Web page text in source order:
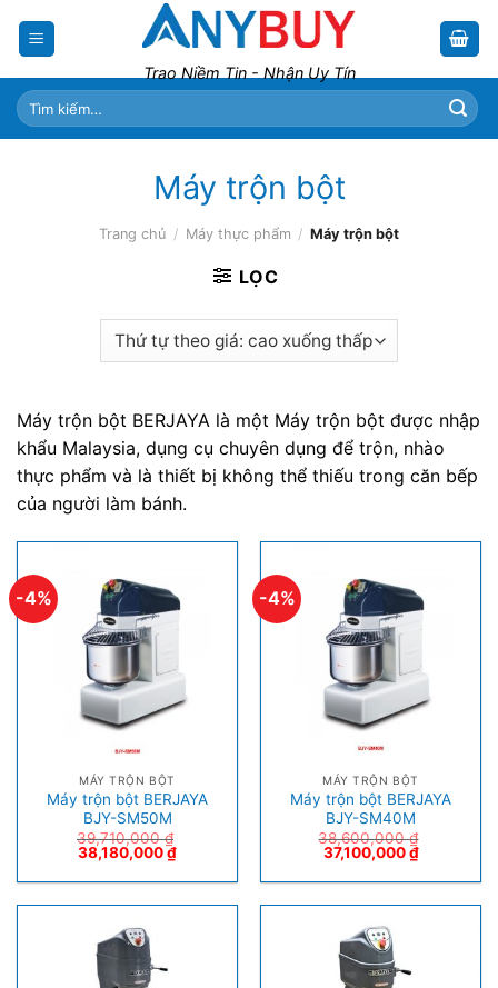
Trao Niềm Tin - Nhận Uy Tín
Tìm
kiếm:
Máy trộn bột
Trang chủ / Máy thực phẩm / Máy trộn bột
LỌC
Máy trộn bột BERJAYA là một Máy trộn bột được nhập
khẩu Malaysia, dụng cụ chuyên dụng để trộn, nhào
thực phẩm và là thiết bị không thể thiếu trong căn bếp
của người làm bánh.
-4%
MÁY TRỘN BỘT
Máy trộn bột BERJAYA
BJY-SM50M
39,710,000₫
38,180,000₫
-4%
MÁY TRỘN BỘT
Máy trộn bột BERJAYA
BJY-SM40M
38,600,000₫
37,100,000₫